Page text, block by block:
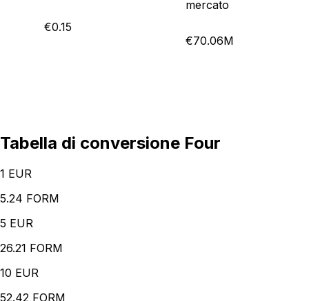
€0.15
mercato
€70.06M
Tabella di conversione Four
1 EUR
5.24 FORM
5 EUR
26.21 FORM
10 EUR
52.42 FORM